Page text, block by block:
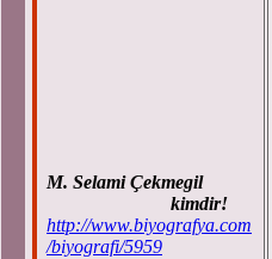
M. Selami Çekmegil
kimdir!
http://www.biyografya.com
/biyografi/5959